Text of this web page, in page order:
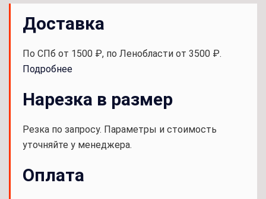
Доставка
По СПб от 1500 ₽, по Ленобласти от 3500 ₽.
Подробнее
Нарезка в размер
Резка по запросу. Параметры и стоимость
уточняйте у менеджера.
Оплата